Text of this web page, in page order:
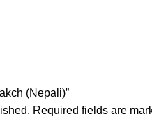
(Nepali)”
Required fields are